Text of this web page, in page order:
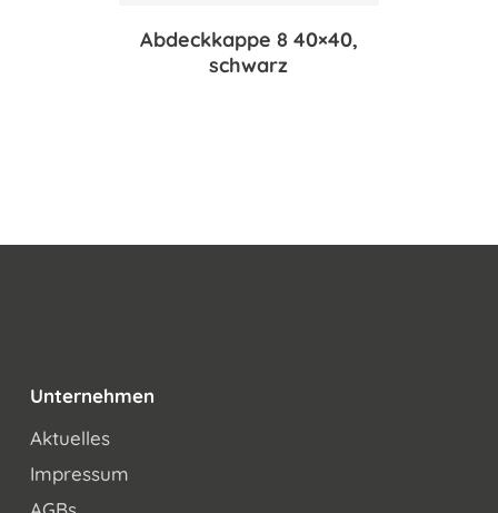
Abdeckkappe 8 40×40,
schwarz
Unternehmen
Aktuelles
Impressum